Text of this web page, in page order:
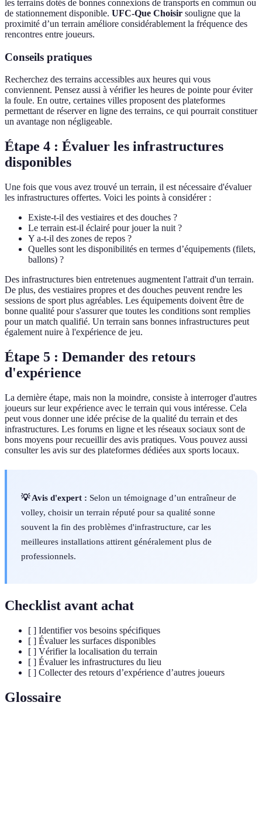
les terrains dotés de bonnes connexions de transports en commun ou
de stationnement disponible. UFC-Que Choisir souligne que la
proximité d’un terrain améliore considérablement la fréquence des
rencontres entre joueurs.
Conseils pratiques
Recherchez des terrains accessibles aux heures qui vous
conviennent. Pensez aussi à vérifier les heures de pointe pour éviter
la foule. En outre, certaines villes proposent des plateformes
permettant de réserver en ligne des terrains, ce qui pourrait constituer
un avantage non négligeable.
Étape 4 : Évaluer les infrastructures
disponibles
Une fois que vous avez trouvé un terrain, il est nécessaire d'évaluer
les infrastructures offertes. Voici les points à considérer :
Existe-t-il des vestiaires et des douches ?
Le terrain est-il éclairé pour jouer la nuit ?
Y a-t-il des zones de repos ?
Quelles sont les disponibilités en termes d’équipements (filets,
ballons) ?
Des infrastructures bien entretenues augmentent l'attrait d'un terrain.
De plus, des vestiaires propres et des douches peuvent rendre les
sessions de sport plus agréables. Les équipements doivent être de
bonne qualité pour s'assurer que toutes les conditions sont remplies
pour un match qualifié. Un terrain sans bonnes infrastructures peut
également nuire à l'expérience de jeu.
Étape 5 : Demander des retours
d'expérience
La dernière étape, mais non la moindre, consiste à interroger d'autres
joueurs sur leur expérience avec le terrain qui vous intéresse. Cela
peut vous donner une idée précise de la qualité du terrain et des
infrastructures. Les forums en ligne et les réseaux sociaux sont de
bons moyens pour recueillir des avis pratiques. Vous pouvez aussi
consulter les avis sur des plateformes dédiées aux sports locaux.
💡 Avis d'expert : Selon un témoignage d’un entraîneur de
volley, choisir un terrain réputé pour sa qualité sonne
souvent la fin des problèmes d'infrastructure, car les
meilleures installations attirent généralement plus de
professionnels.
Checklist avant achat
[ ] Identifier vos besoins spécifiques
[ ] Évaluer les surfaces disponibles
[ ] Vérifier la localisation du terrain
[ ] Évaluer les infrastructures du lieu
[ ] Collecter des retours d’expérience d’autres joueurs
Glossaire